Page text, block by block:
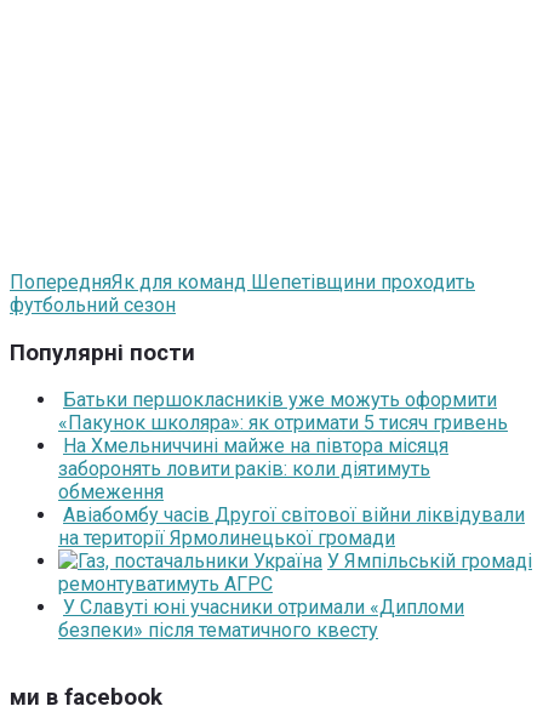
ПопередняЯк для команд Шепетівщини проходить
футбольний сезон
Популярні пости
Батьки першокласників уже можуть оформити
«Пакунок школяра»: як отримати 5 тисяч гривень
На Хмельниччині майже на півтора місяця
заборонять ловити раків: коли діятимуть
обмеження
Авіабомбу часів Другої світової війни ліквідували
на території Ярмолинецької громади
У Ямпільській громаді
ремонтуватимуть АГРС
У Славуті юні учасники отримали «Дипломи
безпеки» після тематичного квесту
ми в facebook